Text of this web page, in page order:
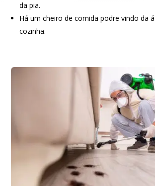
da pia.
Há um cheiro de comida podre vindo da
cozinha.